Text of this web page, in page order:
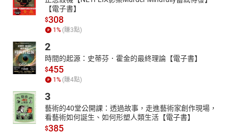
【電子書】
$308
1% (賺3點)
2
時間的起源：史蒂芬．霍金的最終理論【電子書】
$455
1% (賺4點)
3
藝術的40堂公開課：透過故事，走進藝術家創作現場，
看藝術如何誕生、如何形塑人類生活【電子書】
$385